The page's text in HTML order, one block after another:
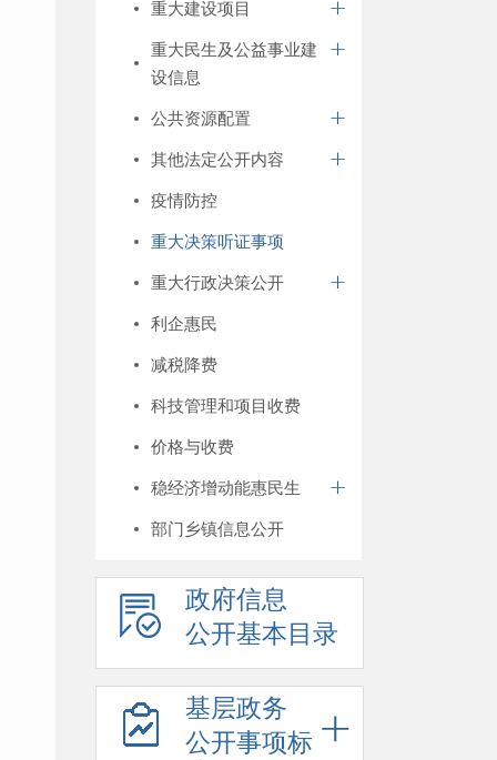
重大建设项目
重大民生及公益事业建
设信息
公共资源配置
其他法定公开内容
疫情防控
重大决策听证事项
重大行政决策公开
利企惠民
减税降费
科技管理和项目收费
价格与收费
稳经济增动能惠民生
部门乡镇信息公开
政府信息
公开基本目录
基层政务
公开事项标